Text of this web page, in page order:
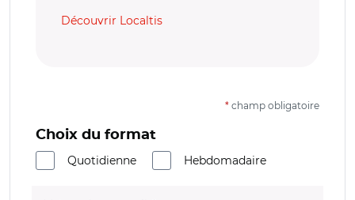
Découvrir Localtis
* champ obligatoire
Choix du format
Quotidienne
Hebdomadaire